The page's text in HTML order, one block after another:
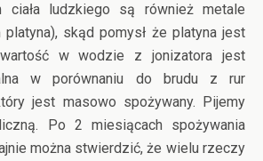
ciała ludzkiego są również metale
skąd pomysł że platyna jest
w wodzie z jonizatora jest
w porównaniu do brudu z rur
jest masowo spożywany. Pijemy
Po 2 miesiącach spożywania
można stwierdzić, że wielu rzeczy